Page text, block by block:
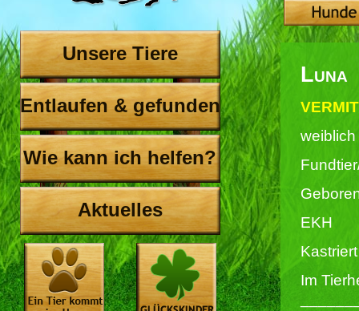
Unsere Tiere
Entlaufen & gefunden
Wie kann ich helfen?
Aktuelles
Luna
weiblich
EKH
Im